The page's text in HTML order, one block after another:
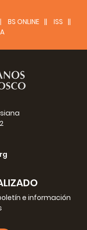
BS ONLINE
ISS
e información